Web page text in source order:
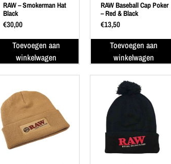
RAW – Smokerman Hat
Black
€30,00
Toevoegen aan
winkelwagen
RAW Baseball Cap Poker
– Red & Black
€13,50
Toevoegen aan
winkelwagen